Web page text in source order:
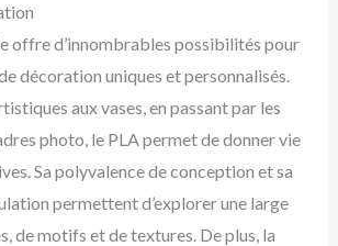
offre d’innombrables possibilités pour
décoration uniques et personnalisés.
aux vases, en passant par les
photo, le PLA permet de donner vie
Sa polyvalence de conception et sa
permettent d’explorer une large
de motifs et de textures. De plus, la